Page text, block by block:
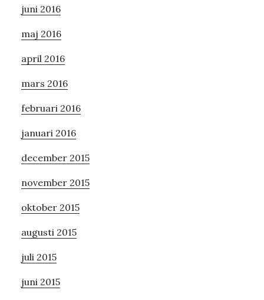
juni 2016
maj 2016
april 2016
mars 2016
februari 2016
januari 2016
december 2015
november 2015
oktober 2015
augusti 2015
juli 2015
juni 2015